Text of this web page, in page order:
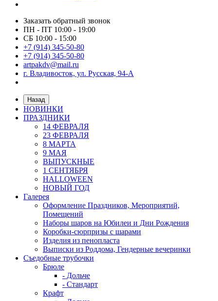
Заказать обратный звонок
ПН - ПТ 10:00 - 19:00
СБ 10:00 - 15:00
+7 (914) 345-50-80
+7 (914) 345-50-80
artpakdv@mail.ru
г. Владивосток, ул. Русская, 94-А
Назад
НОВИНКИ
ПРАЗДНИКИ
14 ФЕВРАЛЯ
23 ФЕВРАЛЯ
8 МАРТА
9 МАЯ
ВЫПУСКНЫЕ
1 СЕНТЯБРЯ
HALLOWEEN
НОВЫЙ ГОД
Галерея
Оформление Праздников, Мероприятий,
Помещений
Наборы шаров на Юбилеи и Дни Рождения
Коробки-сюрпризы с шарами
Изделия из пенопласта
Выписки из Роддома, Гендерные вечеринки
Съедобные трубочки
Брюле
- Дольче
- Стандарт
Крафт